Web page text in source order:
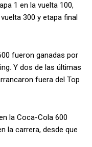
1 en la vuelta 100,
300 y etapa final
fueron ganadas por
Y dos de las últimas
fuera del Top
la Coca-Cola 600
la carrera, desde que